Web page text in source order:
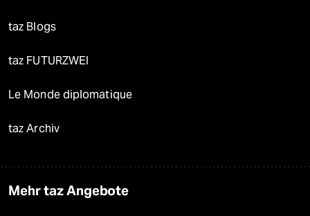
taz Blogs
taz FUTURZWEI
Le Monde diplomatique
taz Archiv
Mehr taz Angebote